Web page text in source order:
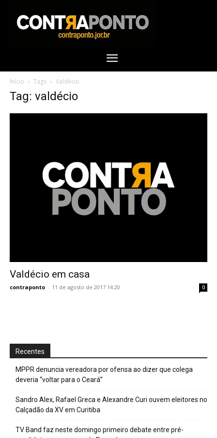
Início Tags Valdécio
Tag: valdécio
Valdécio em casa
contraponto - 11 de agosto de 2017 14:20 0
Recentes
MPPR denuncia vereadora por ofensa ao dizer que colega
deveria “voltar para o Ceará”
Sandro Alex, Rafael Greca e Alexandre Curi ouvem eleitores no
Calçadão da XV em Curitiba
TV Band faz neste domingo primeiro debate entre pré-